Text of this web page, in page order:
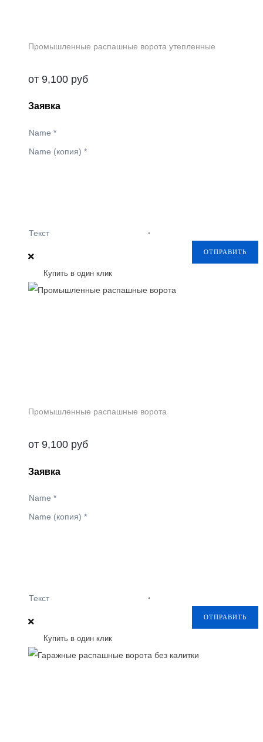
Промышленные распашные ворота утепленные
от 9,100 руб
Заявка
Name *
Name (копия) *
Текст
ОТПРАВИТЬ
Купить в один клик
Промышленные распашные ворота
от 9,100 руб
Заявка
Name *
Name (копия) *
Текст
ОТПРАВИТЬ
Купить в один клик